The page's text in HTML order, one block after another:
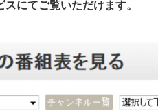
にてご覧いただけます。